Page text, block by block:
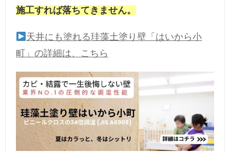
施工すれば落ちてきません。
天井にも塗れる珪藻土塗り壁「はいから小
町」の詳細は、こちら